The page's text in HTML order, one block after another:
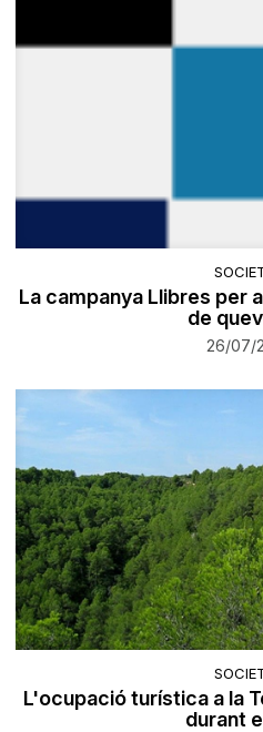
La campanya Llibres per
de
26/07/
L'ocupació turística a la
durant